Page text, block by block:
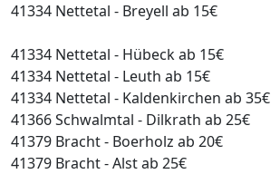
41334 Nettetal - Breyell ab 15€
41334 Nettetal - Hübeck ab 15€
41334 Nettetal - Leuth ab 15€
41334 Nettetal - Kaldenkirchen ab 35€
41366 Schwalmtal - Dilkrath ab 25€
41379 Bracht - Boerholz ab 20€
41379 Bracht - Alst ab 25€